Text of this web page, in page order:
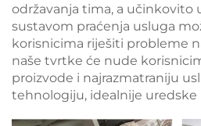
održavanja tima, a učinkovito
sustavom praćenja usluga
korisnicima riješiti probleme
naše tvrtke će nude
proizvode i najrazmatraniju
tehnologiju, idealnije uredske